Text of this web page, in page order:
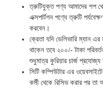
ত্রুটিযুক্ত পণ্য আমাদের শপ
এক্সপার্টগন পণ্যে ত্রুটি
করবেন।
ক্রেতা যদি ডেলিভারি ম্যান
থাকেন তবে ২০০/- টাকা
শুধুমাত্র কুরিয়ার চার্জ প্রযোজ্য
সিটি কম্পিউটার এর
কর্মী থেকে রিসিভ করার পর তা